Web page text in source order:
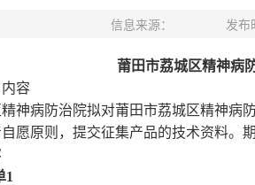
信息来源： 发布
莆田市荔城区精神病
容
神病防治院拟对莆田市荔城区精神病
愿原则，提交征集产品的技术资料。
1